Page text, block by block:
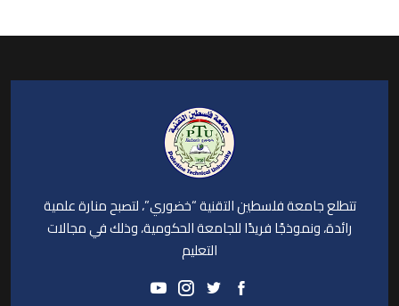
تتطلع جامعة فلسطين التقنية “خضوري”، لتصبح منارة علمية
رائدة، ونموذجًا فريدًا للجامعة الحكومية، وذلك في مجالات
التعليم